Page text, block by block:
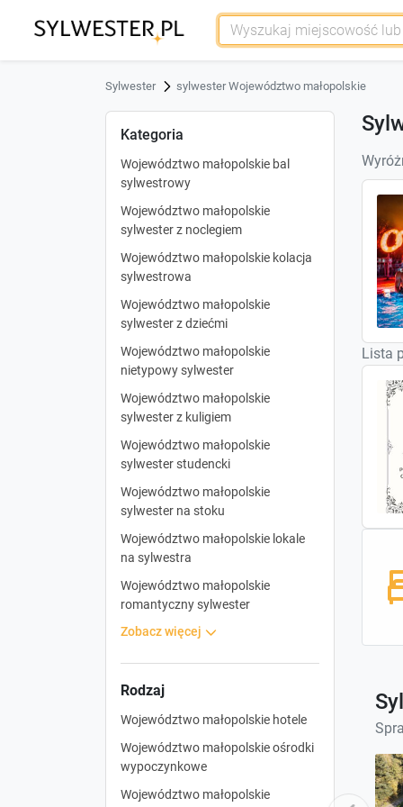
Sylwester sylwester Województwo małopolskie
Kategoria
Województwo małopolskie bal
sylwestrowy
Województwo małopolskie
sylwester z noclegiem
Województwo małopolskie kolacja
sylwestrowa
Województwo małopolskie
sylwester z dziećmi
Województwo małopolskie
nietypowy sylwester
Województwo małopolskie
sylwester z kuligiem
Województwo małopolskie
sylwester studencki
Województwo małopolskie
sylwester na stoku
Województwo małopolskie lokale
na sylwestra
Województwo małopolskie
romantyczny sylwester
zobacz więcej
Rodzaj
Województwo małopolskie hotele
Województwo małopolskie ośrodki
wypoczynkowe
Województwo małopolskie
Lista